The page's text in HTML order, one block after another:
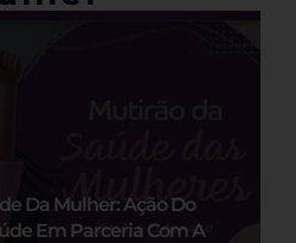
Da Mulher: Ação Do
Em Parceria Com A